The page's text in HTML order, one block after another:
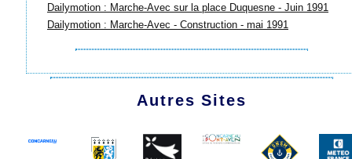
Dailymotion : Marche-Avec sur la place Duquesne - Juin 1991
Dailymotion : Marche-Avec - Construction - mai 1991
Autres Sites